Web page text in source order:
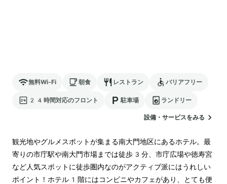
無料Wi-Fi 朝食 レストラン バリアフリー
24時間対応のフロント 駐車場 ランドリー
設備・サービスをみる
観光地やグルメスポットが集まる南大門地区にあるホテル。最
寄りの市庁駅や南大門市場までは徒歩3分、市庁広場や徳寿宮
など人気スポットに徒歩圏内なのがアクティブ派にはうれしい
ポイント！ホテル1階にはコンビニやカフェがあり、とても便